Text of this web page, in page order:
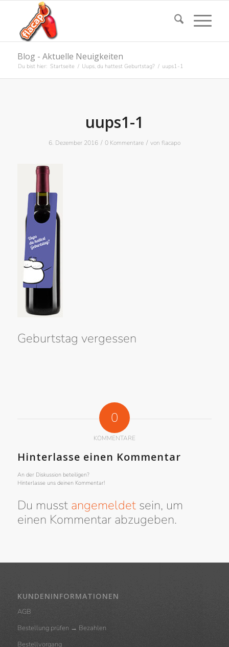
Blog - Aktuelle Neuigkeiten
Du bist hier: Startseite / Uups, du hattest Geburtstag? / uups1-1
uups1-1
6. Dezember 2016 / 0 Kommentare / von flacapo
Geburtstag vergessen
0
KOMMENTARE
Hinterlasse einen Kommentar
An der Diskussion beteiligen?
Hinterlasse uns deinen Kommentar!
Du musst angemeldetsein, um
einen Kommentar abzugeben.
KUNDENINFORMATIONEN
AGB
Bestellung prüfen → Bezahlen
Bestellvorgang